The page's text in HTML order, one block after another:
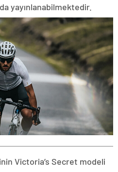
yayınlanabilmektedir.
Victoria’s Secret modeli